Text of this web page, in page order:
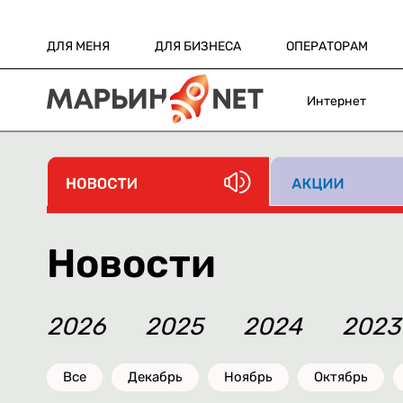
ДЛЯ МЕНЯ ДЛЯ БИЗНЕСА ОПЕРАТОРАМ
Интернет
Новости
2026 2025 2024 2023
Все Декабрь Ноябрь Октябрь